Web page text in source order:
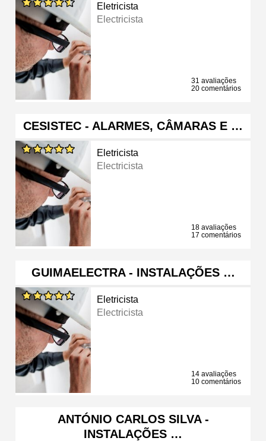
Eletricista
Electricista
31 avaliações
20 comentários
CESISTEC - ALARMES, CÂMARAS E …
Eletricista
Electricista
18 avaliações
17 comentários
GUIMAELECTRA - INSTALAÇÕES …
Eletricista
Electricista
14 avaliações
10 comentários
ANTÓNIO CARLOS SILVA -
INSTALAÇÕES …